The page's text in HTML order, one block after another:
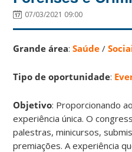
07/03/2021 09:00
Grande área:Saúde /
Tipo de oportunidade:
Objetivo: Proporcionando
experiência única. O
palestras, minicursos,
premiações. A experiência